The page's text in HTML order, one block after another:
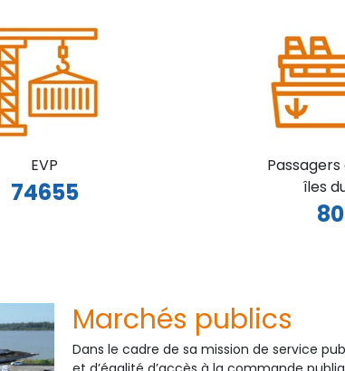
EVP
74655
îles
Marchés publics
Dans le cadre de sa mission de service